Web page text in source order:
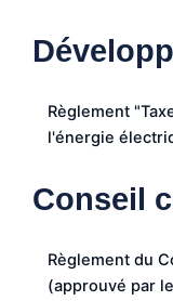
Règlement
l'énergie
Conseil
Règlement du
(approuvé par